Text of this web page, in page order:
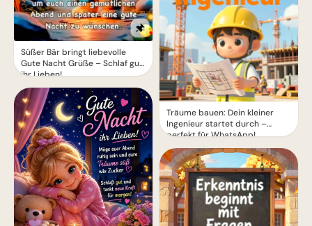
Süßer Bär bringt liebevolle
Gute Nacht Grüße – Schlaf gut,
ihr Lieben!
Träume bauen: Dein kleiner
Ingenieur startet durch –
perfekt für WhatsApp!